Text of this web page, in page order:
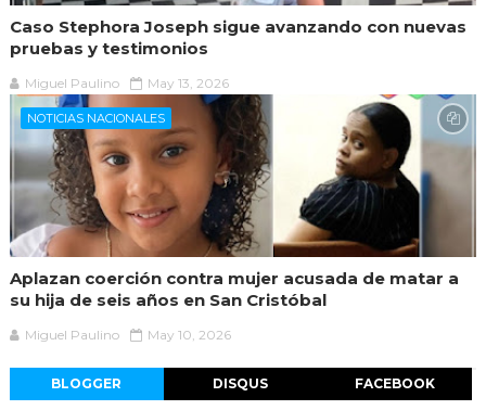
Caso Stephora Joseph sigue avanzando con nuevas
pruebas y testimonios
Miguel Paulino May 13, 2026
NOTICIAS NACIONALES
Aplazan coerción contra mujer acusada de matar a
su hija de seis años en San Cristóbal
Miguel Paulino May 10, 2026
BLOGGER DISQUS FACEBOOK